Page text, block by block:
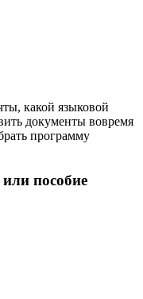
какой языковой
документы вовремя
программу
пособие